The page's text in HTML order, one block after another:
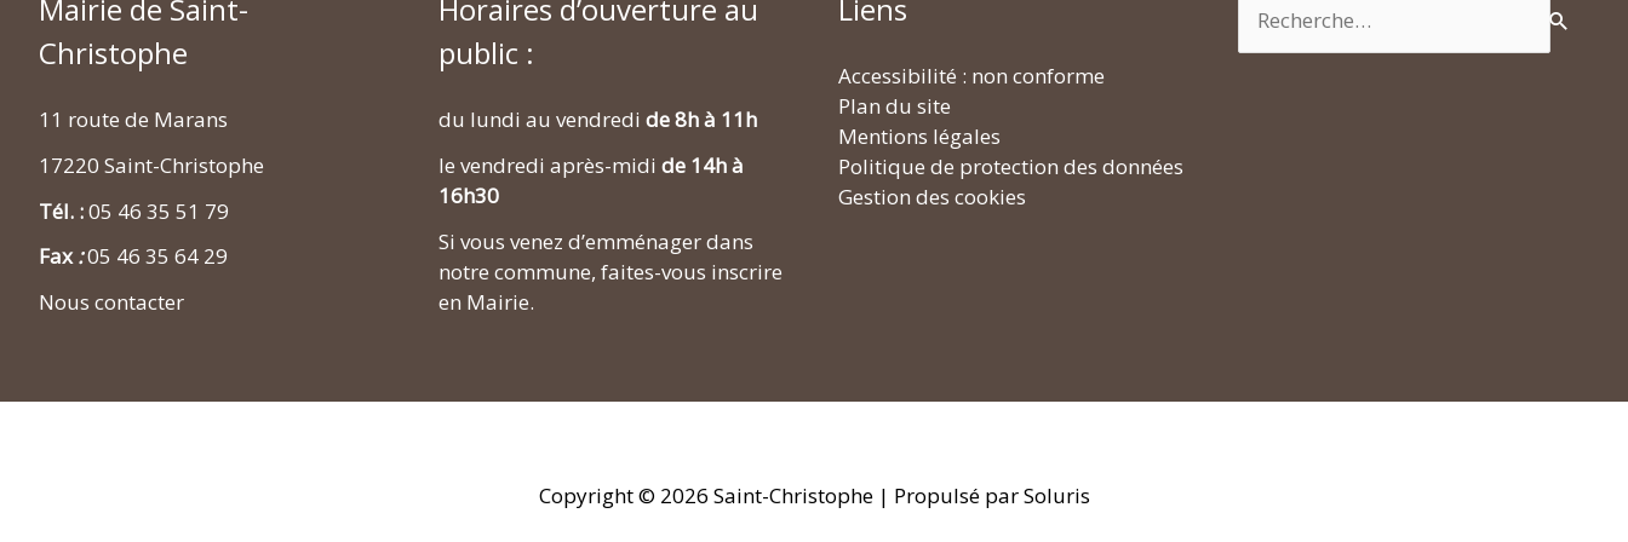
Mairie de Saint-
Christophe
11 route de Marans
17220 Saint-Christophe
Tél. :05 46 35 51 79
Fax:05 46 35 64 29
Nous contacter
Horaires d’ouverture au
public :
du lundi au vendredi de 8h à 11h
le vendredi après-midi de 14h à
16h30
Si vous venez d’emménager dans
notre commune, faites-vous inscrire
en Mairie.
Liens
Accessibilité : non conforme
Plan du site
Mentions légales
Politique de protection des données
Gestion des cookies
Copyright © 2026 Saint-Christophe| Propulsé par Soluris